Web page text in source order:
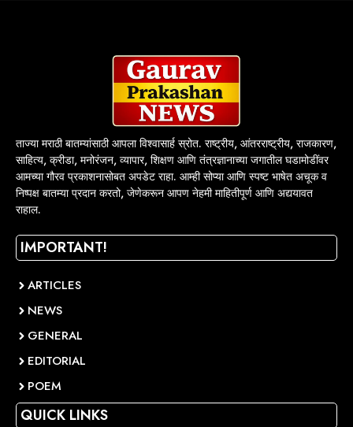
ताज्या मराठी बातम्यांसाठी आपला विश्वासार्ह स्रोत. राष्ट्रीय, आंतरराष्ट्रीय, राजकारण,
साहित्य, क्रीडा, मनोरंजन, व्यापार, शिक्षण आणि तंत्रज्ञानाच्या जगातील घडामोडींवर
आमच्या गौरव प्रकाशनासोबत अपडेट राहा. आम्ही सोप्या आणि स्पष्ट भाषेत अचूक व
निष्पक्ष बातम्या प्रदान करतो, जेणेकरून आपण नेहमी माहितीपूर्ण आणि अद्ययावत
राहाल.
IMPORTANT!
ARTICLES
NEWS
GENERAL
EDITORIAL
POEM
QUICK LINKS